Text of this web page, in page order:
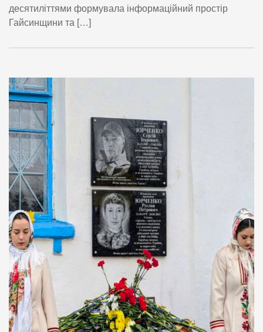
десятиліттями формувала інформаційний простір
Гайсинщини та […]